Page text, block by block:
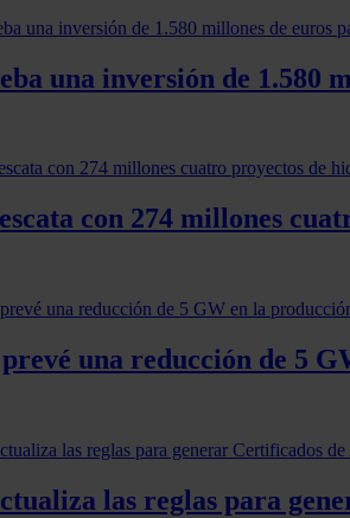
una inversión de 1.580
con 274 millones
una reducción de 5
las reglas para